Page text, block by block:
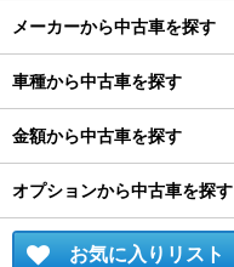
メーカーから中古車を探す
車種から中古車を探す
金額から中古車を探す
オプションから中古車を探す
お気に入りリスト